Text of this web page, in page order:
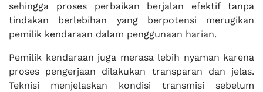
sehingga proses perbaikan berjalan efektif tanpa
tindakan berlebihan yang berpotensi merugikan
pemilik kendaraan dalam penggunaan harian.
Pemilik kendaraan juga merasa lebih nyaman karena
proses pengerjaan dilakukan transparan dan jelas.
Teknisi menjelaskan kondisi transmisi sebelum